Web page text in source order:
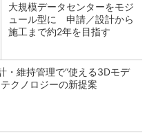
大規模データセンターをモジ
ュール型に 申請／設計から
施工まで約2年を目指す
・維持管理で“使える3Dモデ
クノロジーの新提案